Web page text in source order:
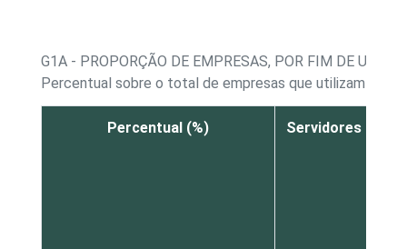
G1A - PROPORÇÃO DE EMPRESAS, POR FIM DE
Percentual sobre o total de empresas que utilizam
Percentual (%) Servidores